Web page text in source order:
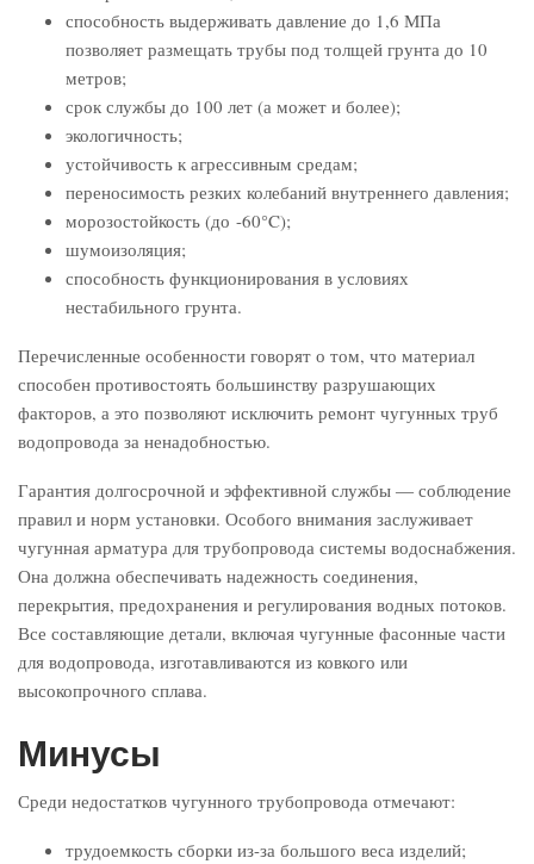
способность выдерживать давление до 1,6 МПа
позволяет размещать трубы под толщей грунта до 10
метров;
срок службы до 100 лет (а может и более);
экологичность;
устойчивость к агрессивным средам;
переносимость резких колебаний внутреннего давления;
морозостойкость (до -60°C);
шумоизоляция;
способность функционирования в условиях
нестабильного грунта.
Перечисленные особенности говорят о том, что материал
способен противостоять большинству разрушающих
факторов, а это позволяют исключить ремонт чугунных труб
водопровода за ненадобностью.
Гарантия долгосрочной и эффективной службы ― соблюдение
правил и норм установки. Особого внимания заслуживает
чугунная арматура для трубопровода системы водоснабжения.
Она должна обеспечивать надежность соединения,
перекрытия, предохранения и регулирования водных потоков.
Все составляющие детали, включая чугунные фасонные части
для водопровода, изготавливаются из ковкого или
высокопрочного сплава.
Минусы
Среди недостатков чугунного трубопровода отмечают:
трудоемкость сборки из-за большого веса изделий;